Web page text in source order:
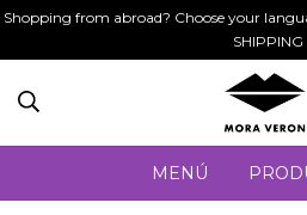
Shopping from abroad? Choose your
SHIPPING
MENÚ